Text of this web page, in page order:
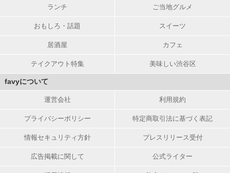
ランチ ご当地グルメ
おもしろ・話題 スイーツ
居酒屋 カフェ
テイクアウト特集 美味しい渋谷区
favyについて
運営会社 利用規約
プライバシーポリシー 特定商取引法に基づく表記
情報セキュリティ方針 プレスリリース受付
広告掲載に関して 公式ライター